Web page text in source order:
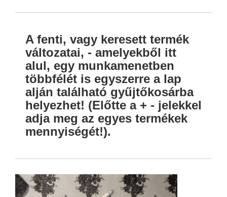
A fenti, vagy keresett termék
változatai, - amelyekből itt
alul, egy munkamenetben
többfélét is egyszerre a lap
alján található gyűjtőkosárba
helyezhet! (Előtte a + - jelekkel
adja meg az egyes termékek
mennyiségét!).